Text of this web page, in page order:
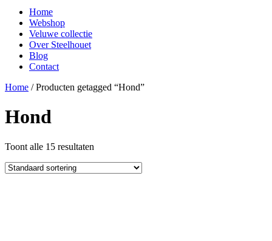
Home
Webshop
Veluwe collectie
Over Steelhouet
Blog
Contact
Home / Producten getagged “Hond”
Hond
Toont alle 15 resultaten